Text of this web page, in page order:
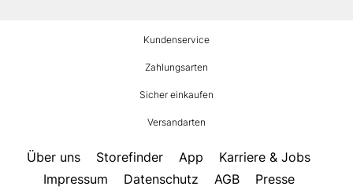
Kundenservice
Zahlungsarten
Sicher einkaufen
Versandarten
Über uns Storefinder App
Karriere & Jobs
Impressum
Datenschutz AGB Presse